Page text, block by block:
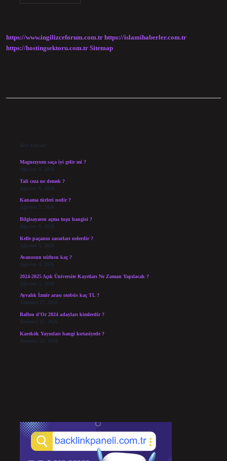
https://www.ingilizceforum.com.tr https://islamihaberler.com.tr
https://hostingsektoru.com.tr Sitemap
Son Yazılar
Magnezyum saça iyi gelir mi ?
Ağustos 9, 2026
Tali ceza ne demek ?
Ağustos 8, 2026
Kanama türleri nedir ?
Ağustos 7, 2026
Bilgisayarın açma tuşu hangisi ?
Ağustos 6, 2026
Kelle paçanın zararları nelerdir ?
Ağustos 5, 2026
Avanosun nüfusu kaç ?
Ağustos 4, 2026
2024-2025 Açık Üniversite Kayıtları Ne Zaman Yapılacak ?
Ağustos 3, 2026
Ayvalık İzmir arası otobüs kaç TL ?
Temmuz 27, 2026
Ballon d’Or 2024 adayları kimlerdir ?
Temmuz 25, 2026
Karekök Yayınları hangi kırtasiyede ?
Temmuz 24, 2026